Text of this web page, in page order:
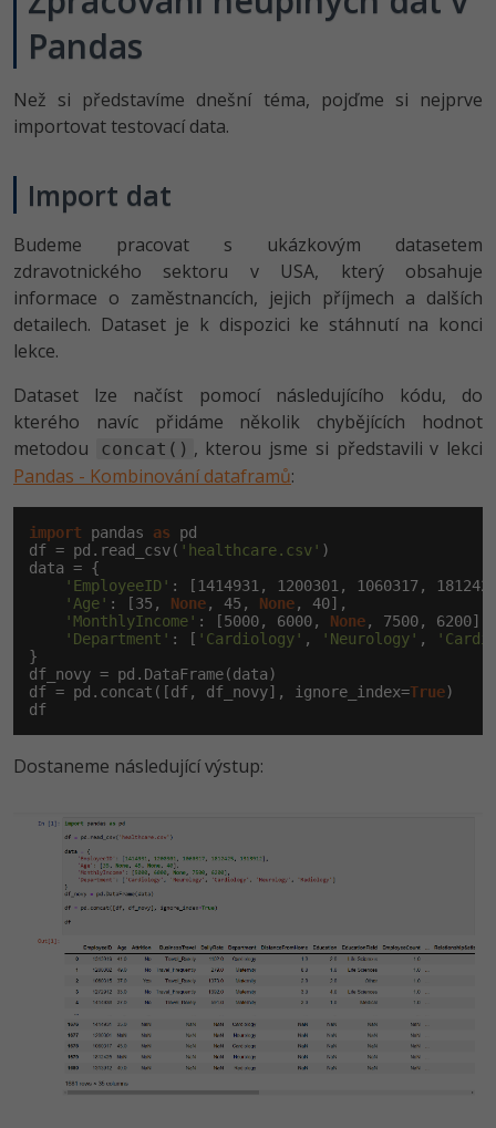
Copywriter
WordPress specialista
Algoritmy
Umělá inteligence (AI) -10%
Více
Fórum
Kurzy e-commerce
Datová analýza
Digitální gramotnost
-30%
SEO -30%
UX
Kryptoměny -25%
Copywriting
MS Office -80%
Time management
Windows
Linux
HTML/CSS -80%
Photoshop -80%
-80%
-30%
Adobe XD -15%
Adobe InDesign -25%
Blender -80%
Inkscape
Fotografování -80%
Ostatní
Fórum
Příběhy absolventů
Blog
Kariéra
Pro firmy
Pandas
Než si představíme dnešní téma, pojďme si nejprve
importovat testovací data.
Import dat
Budeme pracovat s ukázkovým datasetem
zdravotnického sektoru v USA, který obsahuje
informace o zaměstnancích, jejich příjmech a dalších
detailech. Dataset je k dispozici ke stáhnutí na konci
lekce.
Dataset lze načíst pomocí následujícího kódu, do
kterého navíc přidáme několik chybějících hodnot
metodou
concat() , kterou jsme si představili v lekci
Pandas - Kombinování dataframů:
import pandas as pd
df = pd.read_csv( 'healthcare.csv' )
data = {
'EmployeeID' : [1414931 , 1200301 , 1060317,
'Age' : [35 , None, 45 , None, 40],
'MonthlyIncome' : [5000, 6000, None, 7500, 6200],
'Department' : [ 'Cardiology' , 'Neurology' ,
}
df_novy = pd.DataFrame(data)
df = pd.concat([df, df_novy], ignore_index=True)
df
Dostaneme následující výstup: